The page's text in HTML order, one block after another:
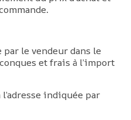
le vendeur dans le
et frais à l’import
indiquée par